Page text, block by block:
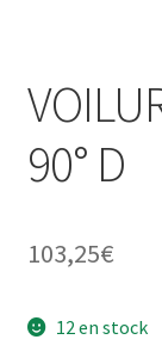
90° D
103,25€
12 en stock